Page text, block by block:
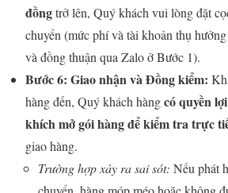
đồngtrở lên, Quý khách vui lòng đặt
chuyển (mức phí và tài khoản thụ
và đồng thuận qua Zalo ở Bước 1).
Bước 6: Giao nhận và Đồng kiểm:
hàng đến, Quý khách hàngcó quyền
khích mở gói hàng để kiểm tra trực
giao hàng.
Trường hợp xảy ra sai sót: Nếu phát